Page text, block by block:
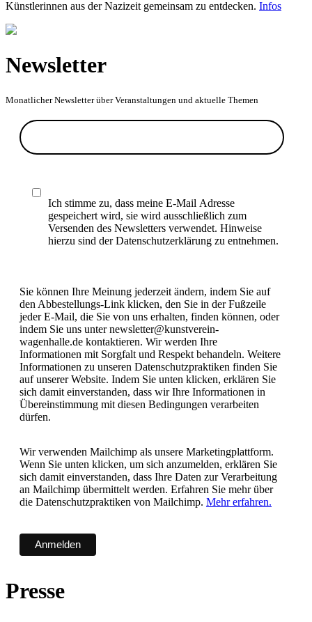
Künstlerinnen aus der Nazizeit gemeinsam zu entdecken. Infos
Newsletter
Monatlicher Newsletter über Veranstaltungen und aktuelle Themen
Ich stimme zu, dass meine E-Mail Adresse
gespeichert wird, sie wird ausschließlich zum
Versenden des Newsletters verwendet. Hinweise
hierzu sind der Datenschutzerklärung zu entnehmen.
Sie können Ihre Meinung jederzeit ändern, indem Sie auf
den Abbestellungs-Link klicken, den Sie in der Fußzeile
jeder E-Mail, die Sie von uns erhalten, finden können, oder
indem Sie uns unter newsletter@kunstverein-
wagenhalle.de kontaktieren. Wir werden Ihre
Informationen mit Sorgfalt und Respekt behandeln. Weitere
Informationen zu unseren Datenschutzpraktiken finden Sie
auf unserer Website. Indem Sie unten klicken, erklären Sie
sich damit einverstanden, dass wir Ihre Informationen in
Übereinstimmung mit diesen Bedingungen verarbeiten
dürfen.
Wir verwenden Mailchimp als unsere Marketingplattform.
Wenn Sie unten klicken, um sich anzumelden, erklären Sie
sich damit einverstanden, dass Ihre Daten zur Verarbeitung
an Mailchimp übermittelt werden. Erfahren Sie mehr über
die Datenschutzpraktiken von Mailchimp. Mehr erfahren.
Presse